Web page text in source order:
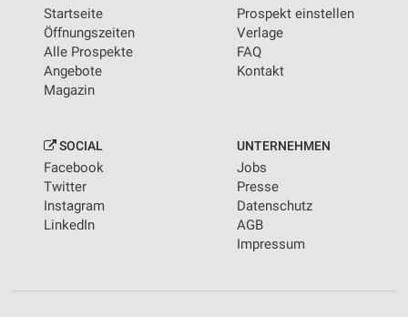
Startseite
Öffnungszeiten
Alle Prospekte
Angebote
Magazin
Prospekt einstellen
Verlage
FAQ
Kontakt
SOCIAL
Facebook
Twitter
Instagram
LinkedIn
UNTERNEHMEN
Jobs
Presse
Datenschutz
AGB
Impressum